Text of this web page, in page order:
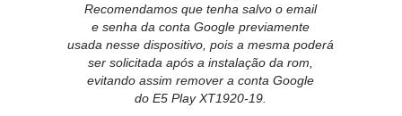
Recomendamos que tenha salvo o email
e senha da conta Google previamente
usada nesse dispositivo, pois a mesma poderá
ser solicitada após a instalação da rom,
evitando assim remover a conta Google
doE5 Play XT1920-19.